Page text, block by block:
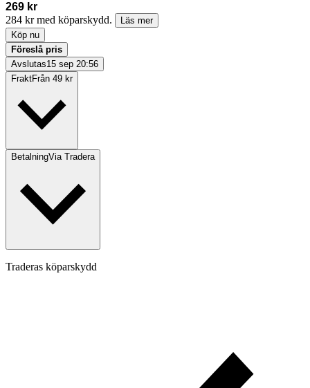
269 kr
284 kr med köparskydd.
Läs mer
Köp nu
Föreslå pris
Avslutas15 sep 20:56
FraktFrån 49 kr
BetalningVia Tradera
Traderas köparskydd